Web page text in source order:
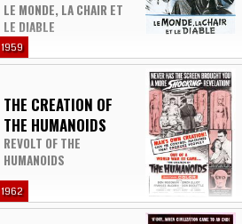
LE MONDE, LA CHAIR ET
LE DIABLE
1959
THE CREATION OF
THE HUMANOIDS
REVOLT OF THE
HUMANOIDS
1962